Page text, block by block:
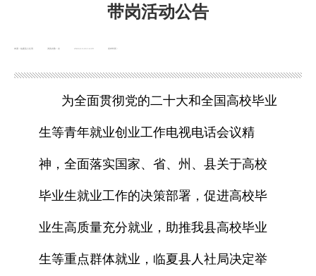
带岗活动公告
浏览次数： 发布时间：
2024-12-24 14:29
为全面贯彻党的二十大和全国高校毕业
生等青年就业创业工作电视电话会议精
神，全面落实国家、省、州、县关于高校
毕业生就业工作的决策部署，促进高校毕
业生高质量充分就业，助推我县高校毕业
生等重点群体就业，临夏县人社局决定举